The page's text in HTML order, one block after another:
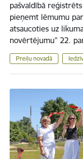
pašvaldībā
pieņemt lēmumu
atsaucoties uz
novērtējumu” 22.
Preiļu novadā